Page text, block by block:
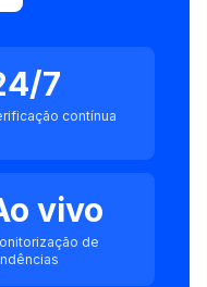
7
contínua
vivo
de